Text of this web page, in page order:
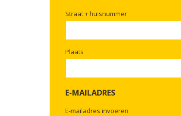
Straat + huisnummer
Plaats
E-MAILADRES
E-mailadres invoeren